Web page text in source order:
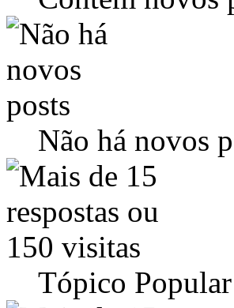
Não há novos
Tópico